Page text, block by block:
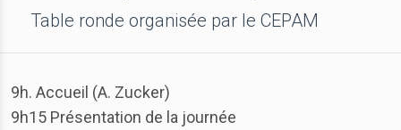
Table ronde organisée par le CEPAM
9h. Accueil (A. Zucker)
9h15 Présentation de la journée